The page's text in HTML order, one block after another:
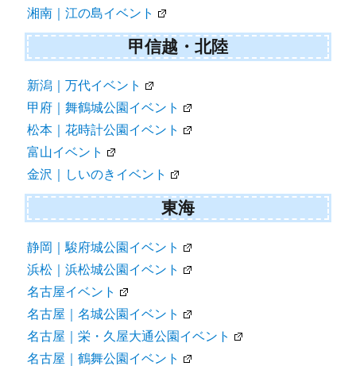
湘南｜江の島イベント
甲信越・北陸
新潟｜万代イベント
甲府｜舞鶴城公園イベント
松本｜花時計公園イベント
富山イベント
金沢｜しいのきイベント
東海
静岡｜駿府城公園イベント
浜松｜浜松城公園イベント
名古屋イベント
名古屋｜名城公園イベント
名古屋｜栄・久屋大通公園イベント
名古屋｜鶴舞公園イベント